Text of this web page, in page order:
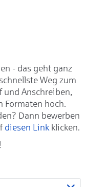
- das geht ganz
Weg zum
und Anschreiben,
Formaten hoch.
Dann bewerben
diesen Linkklicken.